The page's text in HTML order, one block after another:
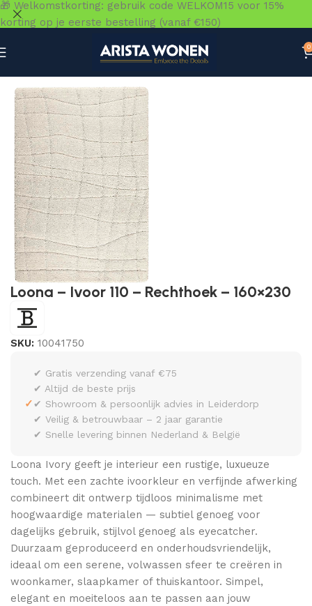
0
Loona – Ivoor 110 – Rechthoek – 160×230
SKU: 10041750
✓
✔ Gratis verzending vanaf €75
✔ Altijd de beste prijs
✔ Showroom & persoonlijk advies in Leiderdorp
✔ Veilig & betrouwbaar – 2 jaar garantie
✔ Snelle levering binnen Nederland & België
Loona Ivory geeft je interieur een rustige, luxueuze
touch. Met een zachte ivoorkleur en verfijnde afwerking
combineert dit ontwerp tijdloos minimalisme met
hoogwaardige materialen — subtiel genoeg voor
dagelijks gebruik, stijlvol genoeg als eyecatcher.
Duurzaam geproduceerd en onderhoudsvriendelijk,
ideaal om een serene, volwassen sfeer te creëren in
woonkamer, slaapkamer of thuiskantoor. Simpel,
elegant en moeiteloos aan te passen aan jouw
🎁 Welkomstkorting: gebruik code WELKOM15 voor 15%
korting op je eerste bestelling (vanaf €150)